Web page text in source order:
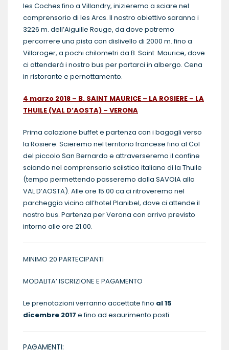
les Coches fino a Villandry, inizieremo a sciare nel
comprensorio di les Arcs. Il nostro obiettivo saranno i
3226 m. dell’Aiguille Rouge, da dove potremo
percorrere una pista con dislivello di 2000 m. fino a
Villaroger, a pochi chilometri da B. Saint. Maurice, dove
ci attenderà i nostro bus per portarci in albergo. Cena
in ristorante e pernottamento.
4 marzo 2018 – B. SAINT MAURICE – LA ROSIERE – LA
THUILE (VAL D’AOSTA) – VERONA
Prima colazione buffet e partenza con i bagagli verso
la Rosiere. Scieremo nel territorio francese fino al Col
del piccolo San Bernardo e attraverseremo il confine
sciando nel comprensorio sciistico italiano di la Thuile
(tempo permettendo passeremo dalla SAVOIA alla
VAL D’AOSTA). Alle ore 15.00 ca ci ritroveremo nel
parcheggio vicino all’hotel Planibel, dove ci attende il
nostro bus. Partenza per Verona con arrivo previsto
intorno alle ore 21.00.
MINIMO 20 PARTECIPANTI
MODALITA’ ISCRIZIONE E PAGAMENTO
Le prenotazioni verranno accettate fino al 15
dicembre 2017 e fino ad esaurimento posti.
PAGAMENTI: